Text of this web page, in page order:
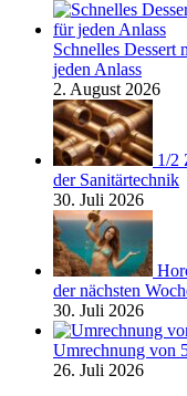
Schnelles Dessert
jeden Anlass
2. August 2026
1/2
der Sanitärtechnik
30. Juli 2026
der nächsten
30. Juli 2026
Umrechnung von
26. Juli 2026